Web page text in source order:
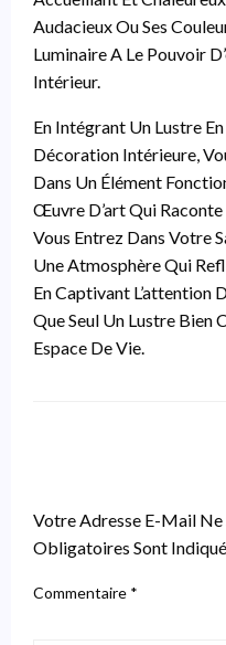
Audacieux Ou Ses
Luminaire A Le Pouvoir
Intérieur.
En Intégrant Un Lustre
Décoration Intérieure,
Dans Un Élément
Œuvre D’art Qui
Vous Entrez Dans Votre
Une Atmosphère Qui
En Captivant L’attention
Que Seul Un Lustre Bien
Espace De Vie.
Votre Adresse E-Mail Ne
Obligatoires Sont
Commentaire *